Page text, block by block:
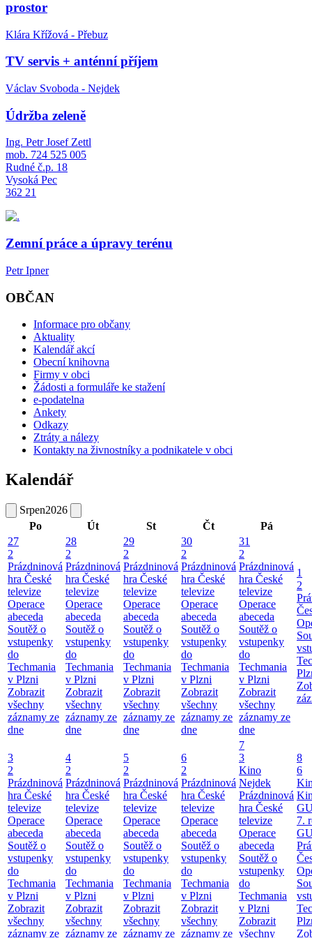
prostor
Klára Křížová - Přebuz
TV servis + anténní příjem
Václav Svoboda - Nejdek
Údržba zeleně
Ing. Petr Josef Zettl
mob. 724 525 005
Rudné č.p. 18
Vysoká Pec
362 21
Zemní práce a úpravy terénu
Petr Ipner
OBČAN
Informace pro občany
Aktuality
Kalendář akcí
Obecní knihovna
Firmy v obci
Žádosti a formuláře ke stažení
e-podatelna
Ankety
Odkazy
Ztráty a nálezy
Kontakty na živnostníky a podnikatele v obci
Kalendář
Srpen2026
Po
Út St Čt
Pá
27
2
Prázdninová
hra České
televize
Operace
abeceda
Soutěž o
vstupenky
do
Techmania
v Plzni
Zobrazit
všechny
záznamy ze
dne
28
2
Prázdninová
hra České
televize
Operace
abeceda
Soutěž o
vstupenky
do
Techmania
v Plzni
Zobrazit
všechny
záznamy ze
dne
29
2
Prázdninová
hra České
televize
Operace
abeceda
Soutěž o
vstupenky
do
Techmania
v Plzni
Zobrazit
všechny
záznamy ze
dne
30
2
Prázdninová
hra České
televize
Operace
abeceda
Soutěž o
vstupenky
do
Techmania
v Plzni
Zobrazit
všechny
záznamy ze
dne
31
2
Prázdninová
hra České
televize
Operace
abeceda
Soutěž o
vstupenky
do
Techmania
v Plzni
Zobrazit
všechny
záznamy ze
dne
1
2
3
2
Prázdninová
hra České
televize
Operace
abeceda
Soutěž o
vstupenky
do
Techmania
v Plzni
Zobrazit
všechny
záznamy ze
4
2
Prázdninová
hra České
televize
Operace
abeceda
Soutěž o
vstupenky
do
Techmania
v Plzni
Zobrazit
všechny
záznamy ze
5
2
Prázdninová
hra České
televize
Operace
abeceda
Soutěž o
vstupenky
do
Techmania
v Plzni
Zobrazit
všechny
záznamy ze
6
2
Prázdninová
hra České
televize
Operace
abeceda
Soutěž o
vstupenky
do
Techmania
v Plzni
Zobrazit
všechny
záznamy ze
7
3
Kino
Nejdek
Prázdninová
hra České
televize
Operace
abeceda
Soutěž o
vstupenky
do
Techmania
v Plzni
Zobrazit
všechny
8
6
7.